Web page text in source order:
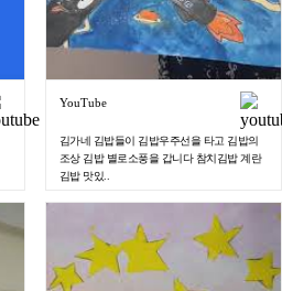
YouTube
김가네 김밥들이 김밥우주선을 타고 김밥의
조상 김밥 별로소풍을 갑니다 참치김밥 계란
김밥 맛있..